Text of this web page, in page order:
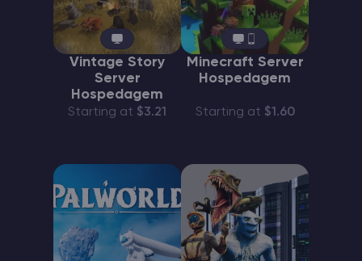
Vintage Story
Server
Hospedagem
Starting at $3.21
Minecraft Server
Hospedagem
Starting at $1.60